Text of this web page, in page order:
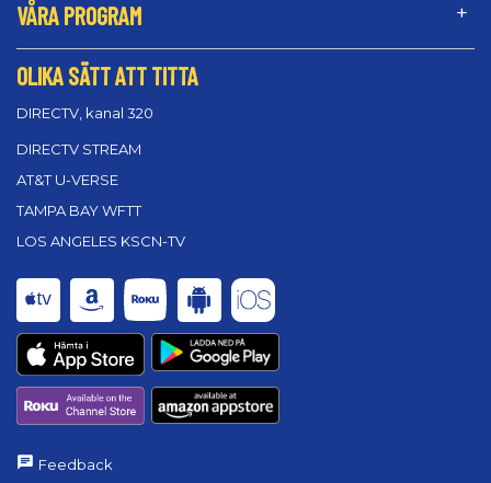
VÅRA PROGRAM
OLIKA SÄTT ATT TITTA
DIRECTV, kanal 320
DIRECTV STREAM
AT&T U-VERSE
TAMPA BAY WFTT
LOS ANGELES KSCN-TV
Feedback